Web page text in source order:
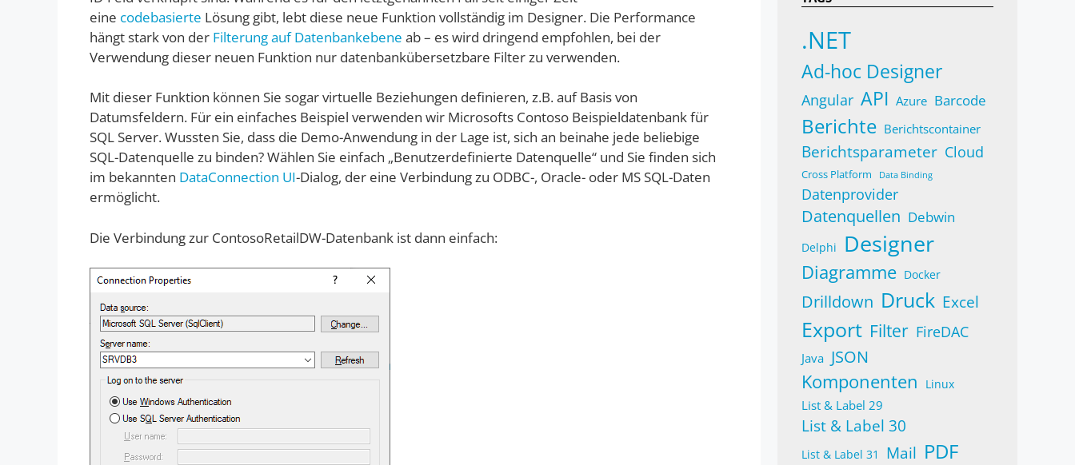
eine codebasierte Lösung gibt, lebt diese neue Funktion vollständig im Designer. Die Performance
hängt stark von der Filterung auf Datenbankebene ab – es wird dringend empfohlen, bei der
Verwendung dieser neuen Funktion nur datenbankübersetzbare Filter zu verwenden.
Mit dieser Funktion können Sie sogar virtuelle Beziehungen definieren, z.B. auf Basis von
Datumsfeldern. Für ein einfaches Beispiel verwenden wir Microsofts Contoso Beispieldatenbank für
SQL Server. Wussten Sie, dass die Demo-Anwendung in der Lage ist, sich an beinahe jede beliebige
SQL-Datenquelle zu binden? Wählen Sie einfach „Benutzerdefinierte Datenquelle“ und Sie finden sich
im bekannten DataConnection UI-Dialog, der eine Verbindung zu ODBC-, Oracle- oder MS SQL-Daten
ermöglicht.
Die Verbindung zur ContosoRetailDW-Datenbank ist dann einfach:
.NET
Ad-hoc Designer
Angular API Azure Barcode
Berichte Berichtscontainer
Berichtsparameter Cloud
Cross Platform Data Binding
Datenprovider
Datenquellen Debwin
Delphi Designer
Diagramme Docker
Drilldown Druck Excel
Export Filter FireDAC
Java JSON
Komponenten Linux
List & Label 29
List & Label 30
List & Label 31 Mail PDF